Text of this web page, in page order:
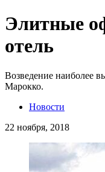
Элитные
отель
Возведение наиболее
Марокко.
Новости
22 ноября, 2018